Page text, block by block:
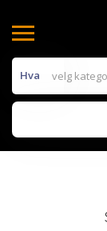
Hva